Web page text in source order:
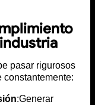
pasar rigurosos
constantemente:
:Generar